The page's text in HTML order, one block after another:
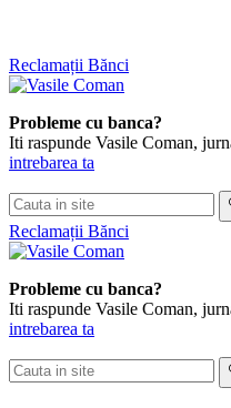
Skip
to
Reclamații Bănci
Probleme cu banca?
Iti raspunde Vasile Coman,
intrebarea ta
Cauta
in
site
Reclamații Bănci
Probleme cu banca?
Iti raspunde Vasile Coman,
intrebarea ta
Cauta
in